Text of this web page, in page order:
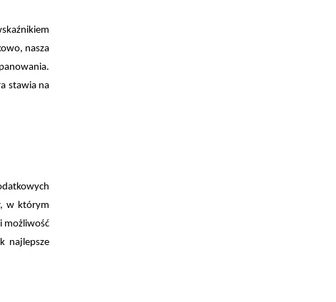
nasza
stawia na
w którym
możliwość
najlepsze